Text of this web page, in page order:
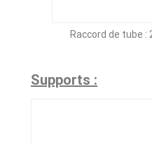
Raccord de tube :
Supports :